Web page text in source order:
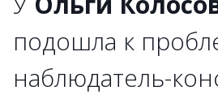
подошла к
наблюдатель-